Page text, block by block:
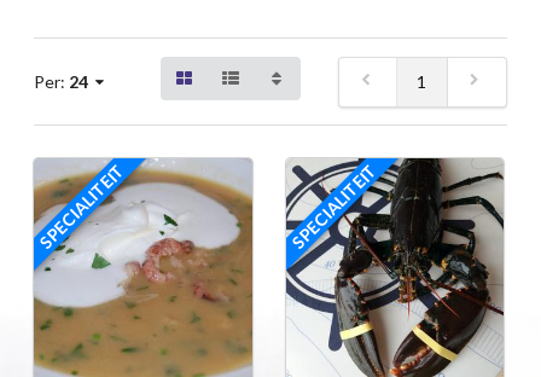
Per: 24 1
SPECIALITEIT SPECIALITEIT